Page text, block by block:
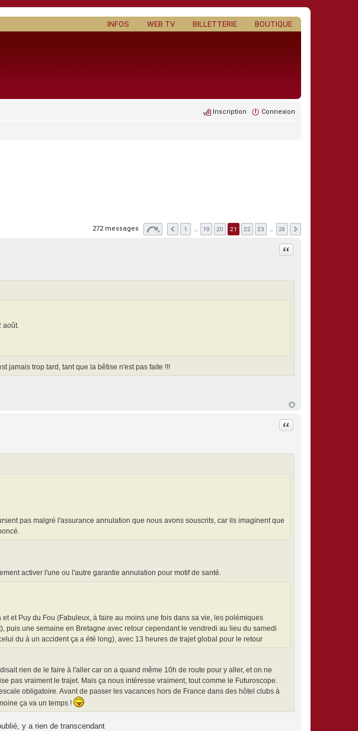
BOUTIQUE
BILLETTERIE
WEB TV
INFOS
Connexion
Inscription
272 messages 1 19 20 21 22 23 28
Citation
août.
jamais trop tard, tant que la bêtise n'est pas faite !!!
Citation
pas malgré l'assurance annulation que nous avons souscrits, car ils imaginent que
activer l'une ou l'autre garantie annulation pour motif de santé.
et Puy du Fou (Fabuleux, à faire au moins une fois dans sa vie, les polémiques
puis une semaine en Bretagne avec retour cependant le vendredi au lieu du samedi
du à un accident ça a été long), avec 13 heures de trajet global pour le retour
rien de le faire à l'aller car on a quand même 10h de route pour y aller, et on ne
pas vraiment le trajet. Mais ça nous intéresse vraiment, tout comme le Futuroscope.
obligatoire. Avant de passer les vacances hors de France dans des hôtel clubs à
ça va un temps !
y a rien de transcendant